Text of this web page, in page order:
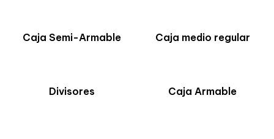
Caja Semi-Armable Caja medio regular
Divisores Caja Armable